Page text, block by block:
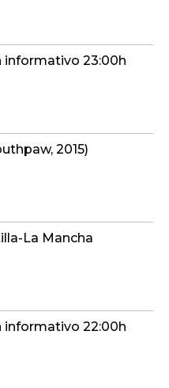
23:00h
2015)
La Mancha
22:00h